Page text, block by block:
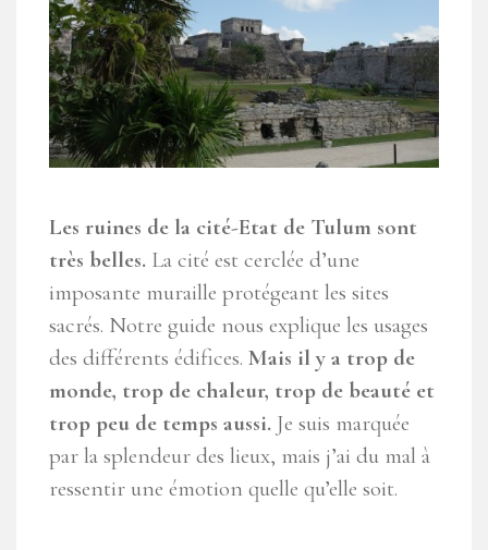
Les ruines de la cité-Etat de Tulum sont
très belles. La cité est cerclée d’une
imposante muraille protégeant les sites
sacrés. Notre guide nous explique les usages
des différents édifices. Mais il y a trop de
monde, trop de chaleur, trop de beauté et
trop peu de temps aussi. Je suis marquée
par la splendeur des lieux, mais j’ai du mal à
ressentir une émotion quelle qu’elle soit.